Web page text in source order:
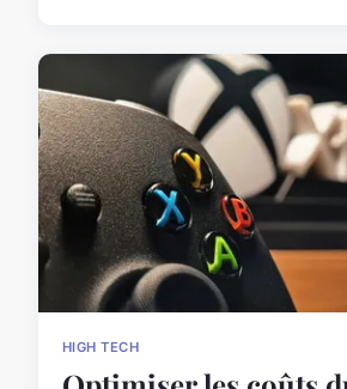
HIGH TECH